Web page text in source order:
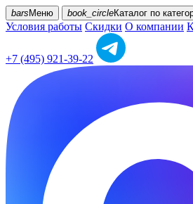
bars Меню book_circleКаталог по
Условия работы Скидки О компании
+7 (495) 921-39-22